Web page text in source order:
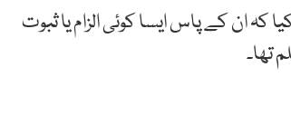
ان کے پاس ایسا کوئی الزام یا ثبوت
تھا۔